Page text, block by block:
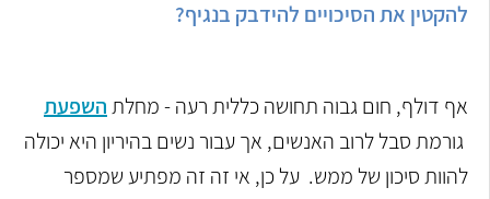
להקטין את הסיכויים להידבק בנגיף?
אף דולף, חום גבוה תחושה כללית רעה - מחלתהשפעת
גורמת סבל לרוב האנשים, אך עבור נשים בהיריון היא יכולה
להוות סיכון של ממש. על כן, אי זה זה מפתיע שמספר